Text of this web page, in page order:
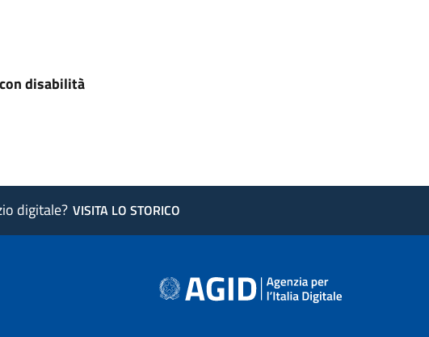
disabilità
digitale? VISITA LO STORICO